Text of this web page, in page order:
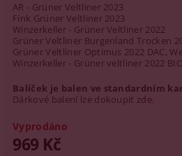
AR - Grüner Veltliner 2023
Fink Grüner Veltliner 2023
Winzerkeller - Grüner Veltliner 2022
Grüner Veltliner Burgenland Trocken
Grüner Veltliner Optimus 2022 DAC,
Winzerkeller - Grüner veltliner 2022 BIO
Balíček je balen ve standardním
Dárkové balení lze dokoupit zde.
Vyprodáno
969 Kč